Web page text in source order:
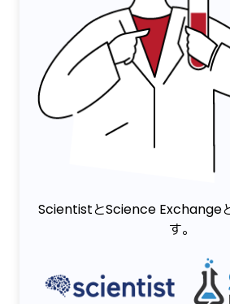
ScientistとScience Exchange
す。